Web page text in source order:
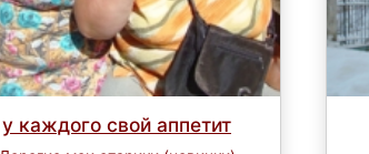
у каждого свой аппетит